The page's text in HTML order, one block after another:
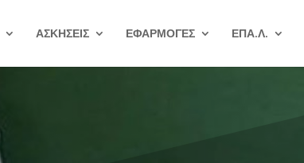
ΑΣΚΗΣΕΙΣ ΕΦΑΡΜΟΓΕΣ ΕΠΑ.Λ.